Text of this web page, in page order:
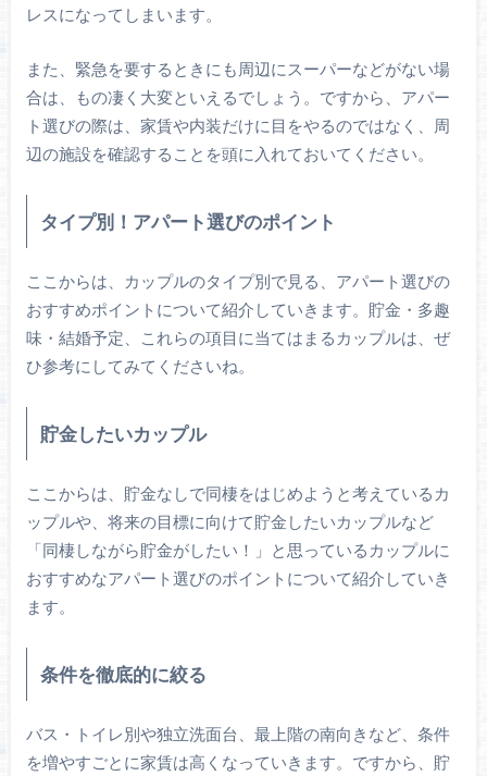
レスになってしまいます。
また、緊急を要するときにも周辺にスーパーなどがない場
合は、もの凄く大変といえるでしょう。ですから、アパー
ト選びの際は、家賃や内装だけに目をやるのではなく、周
辺の施設を確認することを頭に入れておいてください。
タイプ別！アパート選びのポイント
ここからは、カップルのタイプ別で見る、アパート選びの
おすすめポイントについて紹介していきます。貯金・多趣
味・結婚予定、これらの項目に当てはまるカップルは、ぜ
ひ参考にしてみてくださいね。
貯金したいカップル
ここからは、貯金なしで同棲をはじめようと考えているカ
ップルや、将来の目標に向けて貯金したいカップルなど
「同棲しながら貯金がしたい！」と思っているカップルに
おすすめなアパート選びのポイントについて紹介していき
ます。
条件を徹底的に絞る
バス・トイレ別や独立洗面台、最上階の南向きなど、条件
を増やすごとに家賃は高くなっていきます。ですから、貯